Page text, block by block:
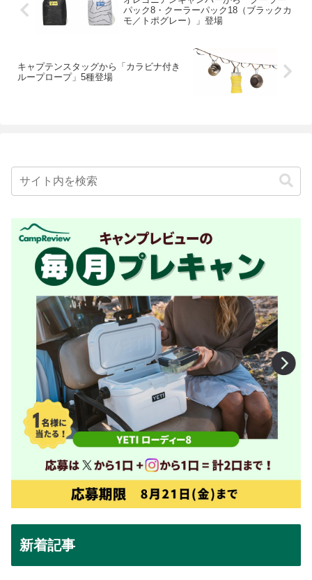
パック8・クーラーパック18（ブラックカ
モ／トポグレー）」登場
キャプテンスタッグから「カラビナ付き
ループロープ」5種登場
新着記事